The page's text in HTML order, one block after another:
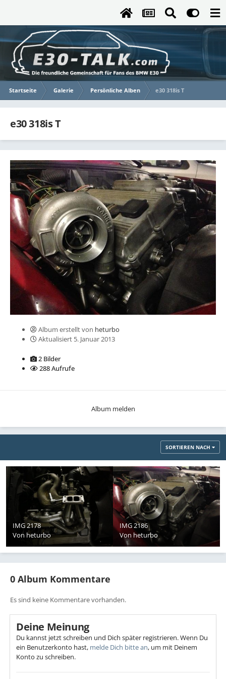
Startseite Galerie Persönliche Alben e30 318is T
e30 318is T
Album erstellt von heturbo
Aktualisiert 5. Januar 2013
2 Bilder
288 Aufrufe
Album melden
SORTIEREN NACH
IMG 2178
Von heturbo
IMG 2186
Von heturbo
0 Album Kommentare
Es sind keine Kommentare vorhanden.
Deine Meinung
Du kannst jetzt schreiben und Dich später registrieren. Wenn Du
ein Benutzerkonto hast, melde Dich bitte an, um mit Deinem
Konto zu schreiben.